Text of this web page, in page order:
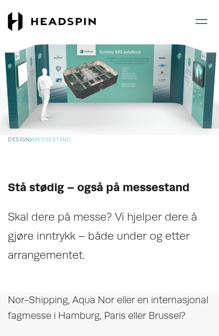
Gå
forsiden
DESIGN MESSESTAND
Stå stødig – også på messestand
Skal dere på messe? Vi hjelper dere å
gjøre inntrykk – både under og etter
arrangementet.
Nor-Shipping, Aqua Nor eller en internasjonal
fagmesse i Hamburg, Paris eller Brussel?